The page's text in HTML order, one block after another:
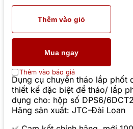
Thêm vào giỏ
Mua ngay
Thêm vào báo giá
Dụng cụ chuyên tháo lắp phốt
thiết kế đặc biệt để tháo/ lắp
dụng cho: hộp số DPS6/
Hãng sản xuất: JTC-Đài Loan